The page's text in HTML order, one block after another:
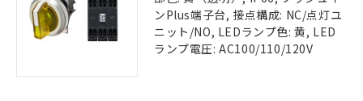
ンPlus端子台, 接点構成: NC/点灯ユ
ニット/NO, LEDランプ色: 黄, LED
ランプ電圧: AC100/110/120V